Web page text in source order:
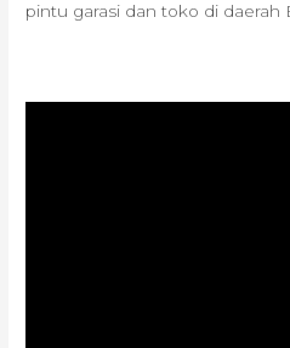
pintu garasi dan toko di daerah